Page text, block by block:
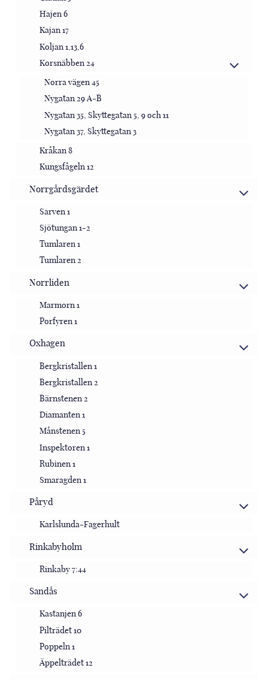
Hajen 6
Kajan 17
Koljan 1,13,6
Korsnäbben 24
Norra vägen 45
Nygatan 29 A-B
Nygatan 35, Skyttegatan 5, 9 och 11
Nygatan 37, Skyttegatan 3
Kråkan 8
Kungsfågeln 12
Norrgårdsgärdet
Sarven 1
Sjötungan 1-2
Tumlaren 1
Tumlaren 2
Norrliden
Marmorn 1
Porfyren 1
Oxhagen
Bergkristallen 1
Bergkristallen 2
Bärnstenen 2
Diamanten 1
Månstenen 5
Inspektoren 1
Rubinen 1
Smaragden 1
Påryd
Karlslunda-Fagerhult
Rinkabyholm
Rinkaby 7:44
Sandås
Kastanjen 6
Pilträdet 10
Poppeln 1
Äppelträdet 12